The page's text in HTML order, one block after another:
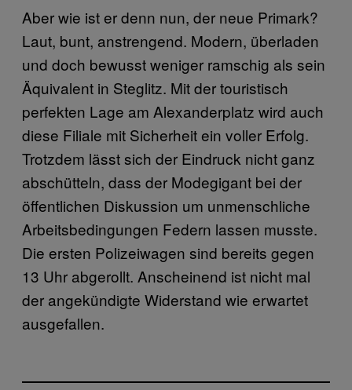
Aber wie ist er denn nun, der neue Primark?
Laut, bunt, anstrengend. Modern, überladen
und doch bewusst weniger ramschig als sein
Äquivalent in Steglitz. Mit der touristisch
perfekten Lage am Alexanderplatz wird auch
diese Filiale mit Sicherheit ein voller Erfolg.
Trotzdem lässt sich der Eindruck nicht ganz
abschütteln, dass der Modegigant bei der
öffentlichen Diskussion um unmenschliche
Arbeitsbedingungen Federn lassen musste.
Die ersten Polizeiwagen sind bereits gegen
13 Uhr abgerollt. Anscheinend ist nicht mal
der angekündigte Widerstand wie erwartet
ausgefallen.